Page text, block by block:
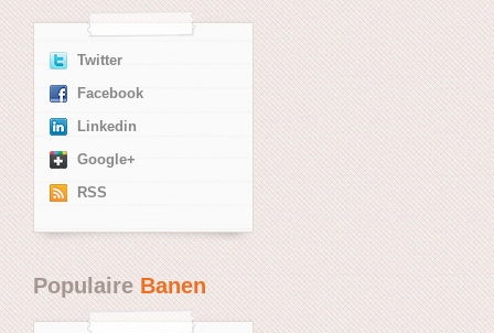
Twitter
Facebook
Linkedin
Google+
RSS
PopulaireBanen